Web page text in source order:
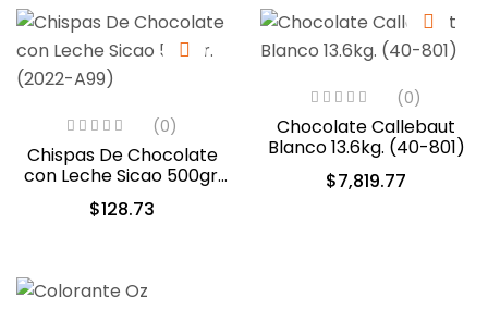
(0)
Chispas De Chocolate
con Leche Sicao 500gr.
(2022-A99)
$128.73
(0)
Chocolate Callebaut
Blanco 13.6kg. (40-801)
$7,819.77